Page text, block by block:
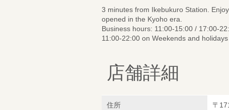
3 minutes from Ikebukuro Station.
opened in the Kyoho era.
Business hours: 11:00-15:00 / 17:00-
11:00-22:00 on Weekends and holidays
店舗詳細
住所 〒